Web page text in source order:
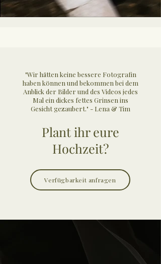
"Wir hätten keine bessere Fotografin
haben können und bekommen bei dem
Anblick der Bilder und des Videos jedes
Mal ein dickes fettes Grinsen ins
Gesicht gezaubert." - Lena & Tim
Plant ihr eure
Hochzeit?
Verfügbarkeit anfragen